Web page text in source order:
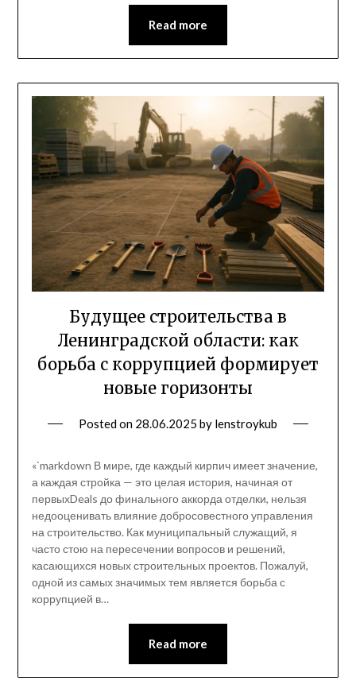
Read more
Будущее строительства в
Ленинградской области: как
борьба с коррупцией формирует
новые горизонты
Posted on 28.06.2025 by lenstroykub
«`markdown В мире, где каждый кирпич имеет значение,
а каждая стройка — это целая история, начиная от
первыхDeals до финального аккорда отделки, нельзя
недооценивать влияние добросовестного управления
на строительство. Как муниципальный служащий, я
часто стою на пересечении вопросов и решений,
касающихся новых строительных проектов. Пожалуй,
одной из самых значимых тем является борьба с
коррупцией в…
Read more